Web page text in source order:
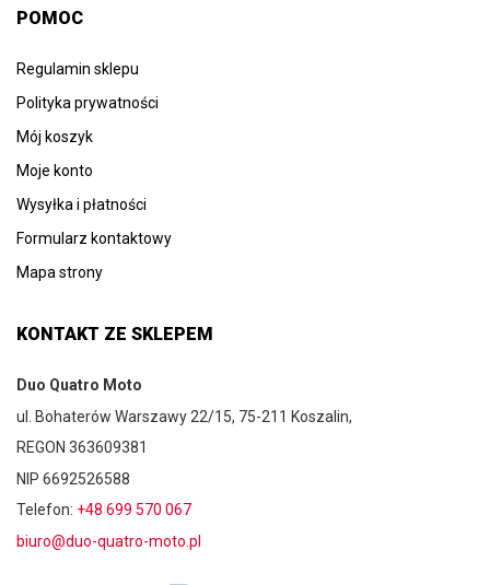
POMOC
Regulamin sklepu
Polityka prywatności
Mój koszyk
Moje konto
Wysyłka i płatności
Formularz kontaktowy
Mapa strony
KONTAKT ZE SKLEPEM
Duo Quatro Moto
ul. Bohaterów Warszawy 22/15, 75-211 Koszalin,
REGON 363609381
NIP 6692526588
Telefon: +48 699 570 067
biuro@duo-quatro-moto.pl